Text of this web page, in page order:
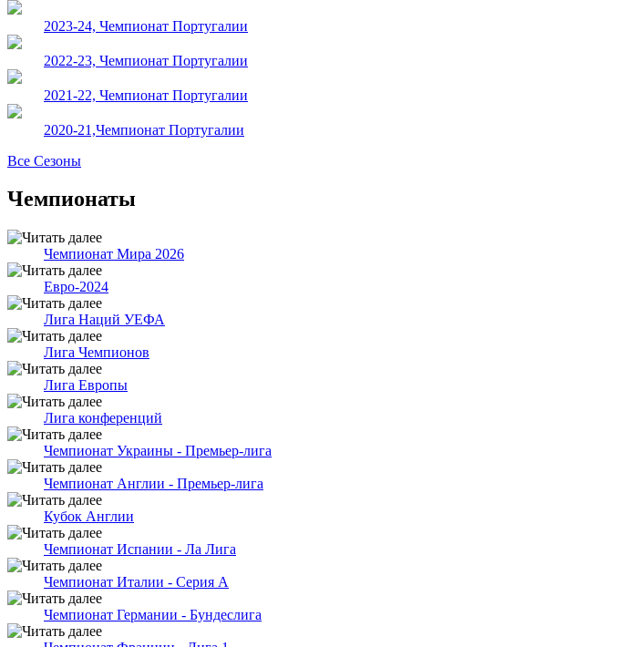
2023-24, Чемпионат Португалии
2022-23, Чемпионат Португалии
2021-22, Чемпионат Португалии
2020-21,Чемпионат Португалии
Все Сезоны
Чемпионаты
Чемпионат Мира 2026
Евро-2024
Лига Наций УЕФА
Лига Чемпионов
Лига Европы
Лига конференций
Чемпионат Украины - Премьер-лига
Чемпионат Англии - Премьер-лига
Кубок Англии
Чемпионат Испании - Ла Лига
Чемпионат Италии - Серия А
Чемпионат Германии - Бундеслига